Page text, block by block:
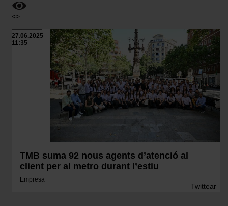
<>
27.06.2025
11:35
TMB suma 92 nous agents d’atenció al
client per al metro durant l’estiu
Empresa
Twittear